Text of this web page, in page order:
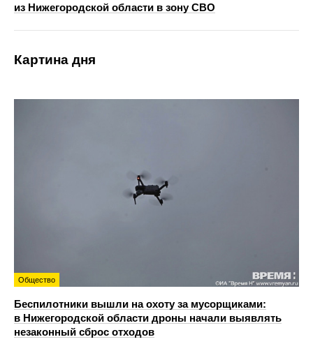
из Нижегородской области в зону СВО
Картина дня
Общество
Беспилотники вышли на охоту за мусорщиками:
в Нижегородской области дроны начали выявлять
незаконный сброс отходов